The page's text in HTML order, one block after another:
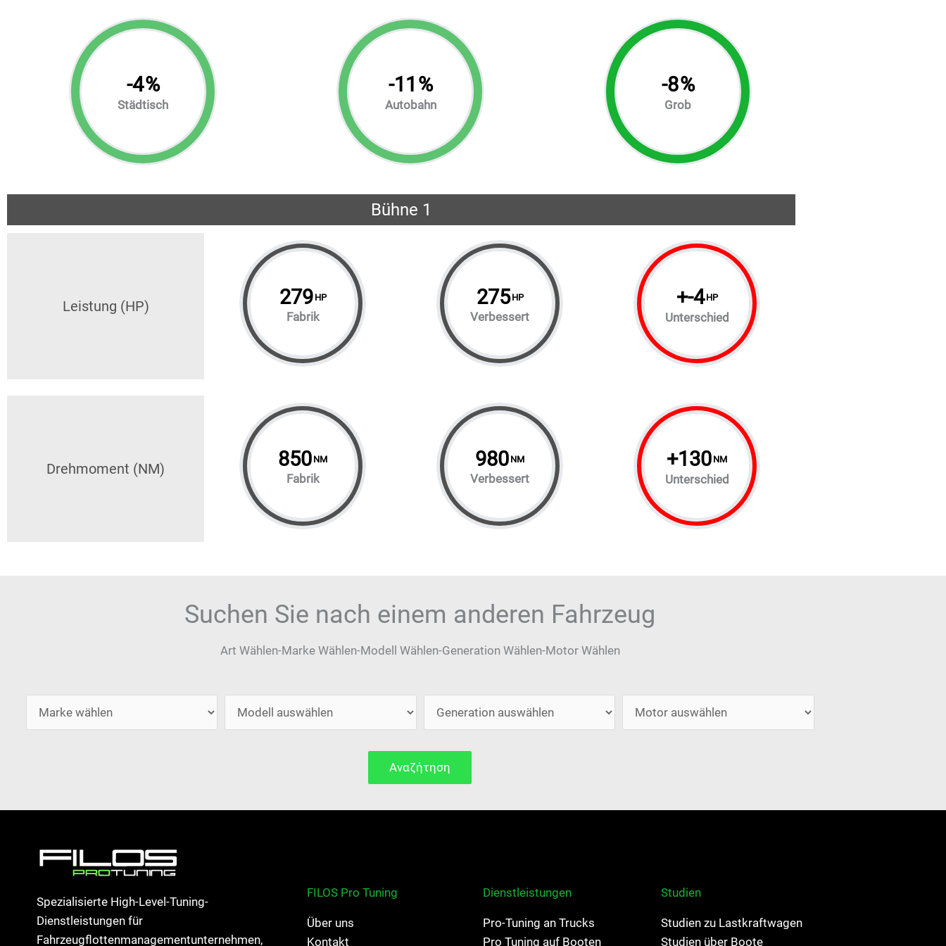
-4%
Städtisch
-11 %
Autobahn
-8%
Grob
Bühne 1
Leistung (HP) 279 HP
Fabrik
275 HP
Verbessert
+-4 HP
Unterschied
Drehmoment (NM) 850 NM
Fabrik
980 NM
Verbessert
+130 NM
Unterschied
Suchen Sie nach einem anderen Fahrzeug
Art Wählen-Marke Wählen-Modell Wählen-Generation Wählen-Motor Wählen
Αναζήτηση
Spezialisierte High-Level-Tuning-
Dienstleistungen für
Fahrzeugflottenmanagementunternehmen,
FILOS Pro Tuning
Über uns
Kontakt
Dienstleistungen
Pro-Tuning an Trucks
Pro Tuning auf Booten
Studien
Studien zu Lastkraftwagen
Studien über Boote